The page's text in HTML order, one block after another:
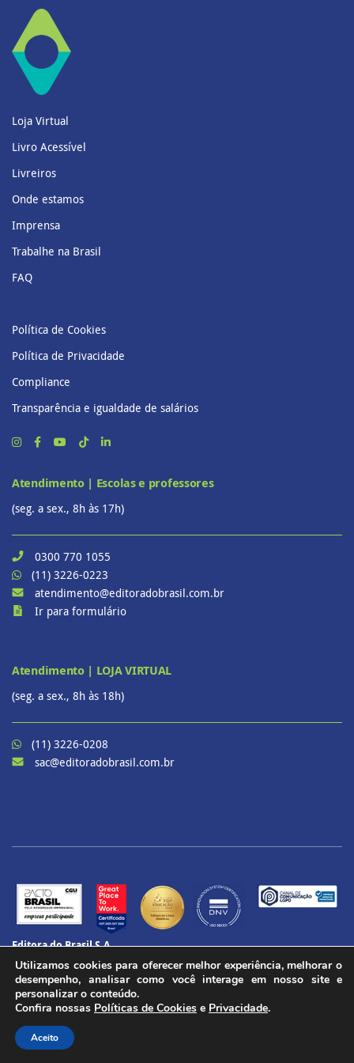
Loja Virtual
Livro Acessível
Livreiros
Onde estamos
Imprensa
Trabalhe na Brasil
FAQ
Política de Cookies
Política de Privacidade
Compliance
Transparência e igualdade de salários
Atendimento | Escolas e professores
(seg. a sex., 8h às 17h)
0300 770 1055
(11) 3226-0223
atendimento@editoradobrasil.com.br
Ir para formulário
Atendimento | LOJA VIRTUAL
(seg. a sex., 8h às 18h)
(11) 3226-0208
sac@editoradobrasil.com.br
Editora do Brasil S.A.
CNPJ: 60.657.574/0001-69
CENU – Avenida das Nações Unidas, 12901 – Torre Oeste, 20º andar
Brooklin Paulista, São Paulo - SP
CEP 04578-910
Todos os direitos reservados.
Utilizamos cookies para oferecer melhor experiência, melhorar o
desempenho, analisar como você interage em nosso site e
personalizar o conteúdo.
Confira nossas Políticas de Cookies e Privacidade.
Aceito